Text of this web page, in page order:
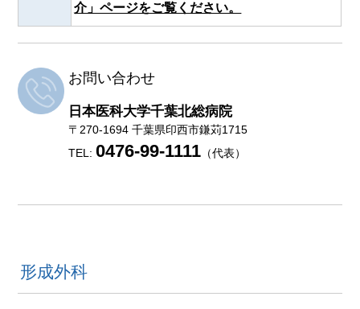
介」ページをご覧ください。
お問い合わせ
日本医科大学千葉北総病院
〒270-1694 千葉県印西市鎌苅1715
TEL:0476-99-1111 （代表）
形成外科